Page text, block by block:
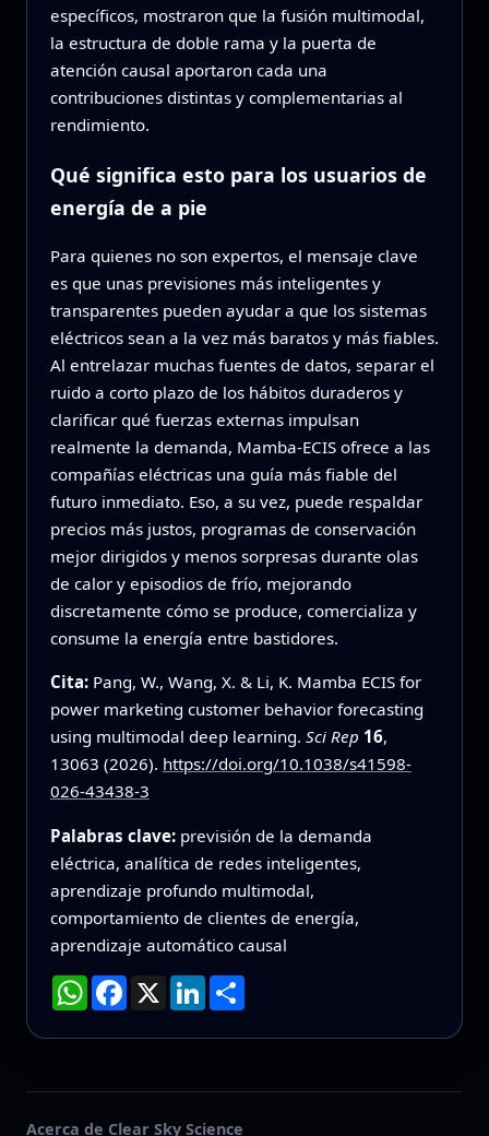
específicos, mostraron que la fusión multimodal,
la estructura de doble rama y la puerta de
atención causal aportaron cada una
contribuciones distintas y complementarias al
rendimiento.
Qué significa esto para los usuarios de
energía de a pie
Para quienes no son expertos, el mensaje clave
es que unas previsiones más inteligentes y
transparentes pueden ayudar a que los sistemas
eléctricos sean a la vez más baratos y más fiables.
Al entrelazar muchas fuentes de datos, separar el
ruido a corto plazo de los hábitos duraderos y
clarificar qué fuerzas externas impulsan
realmente la demanda, Mamba‑ECIS ofrece a las
compañías eléctricas una guía más fiable del
futuro inmediato. Eso, a su vez, puede respaldar
precios más justos, programas de conservación
mejor dirigidos y menos sorpresas durante olas
de calor y episodios de frío, mejorando
discretamente cómo se produce, comercializa y
consume la energía entre bastidores.
Cita: Pang, W., Wang, X. & Li, K. Mamba ECIS for
power marketing customer behavior forecasting
using multimodal deep learning. Sci Rep 16,
13063 (2026). https://doi.org/10.1038/s41598-
026-43438-3
Palabras clave: previsión de la demanda
eléctrica, analítica de redes inteligentes,
aprendizaje profundo multimodal,
comportamiento de clientes de energía,
aprendizaje automático causal
WhatsApp
Facebook
X LinkedInCompartir
Acerca de Clear Sky Science